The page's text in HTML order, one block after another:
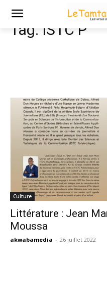
Tags
Tag: ISTC P
Culture
Littérature : Jean
Moussa
akwabamedia - 26 juillet 2022